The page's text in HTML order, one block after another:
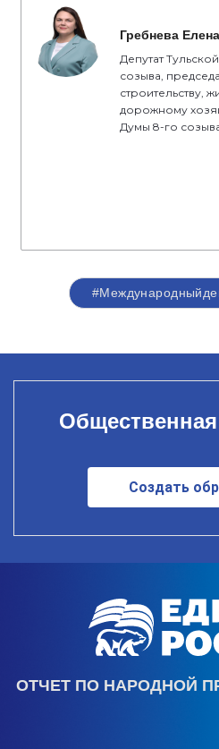
Гребнева
Депутат
созыва,
строительству,
дорожному
Думы 8-го
Создать
ОТЧЕТ ПО НАРОДНОЙ